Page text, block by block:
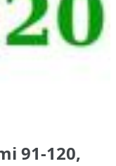
91-120,